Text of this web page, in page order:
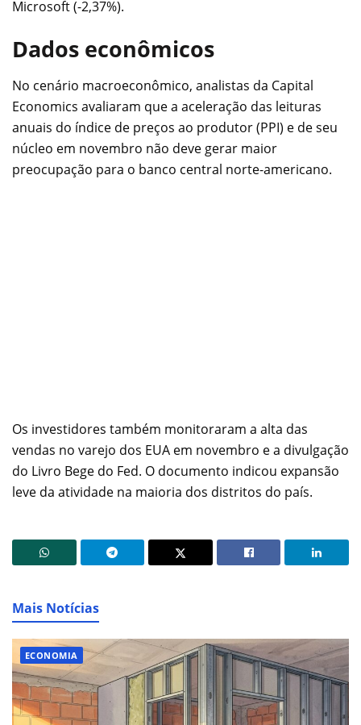
Microsoft (-2,37%).
Dados econômicos
No cenário macroeconômico, analistas da Capital
Economics avaliaram que a aceleração das leituras
anuais do índice de preços ao produtor (PPI) e de seu
núcleo em novembro não deve gerar maior
preocupação para o banco central norte-americano.
Os investidores também monitoraram a alta das
vendas no varejo dos EUA em novembro e a divulgação
do Livro Bege do Fed. O documento indicou expansão
leve da atividade na maioria dos distritos do país.
Mais Notícias
ECONOMIA